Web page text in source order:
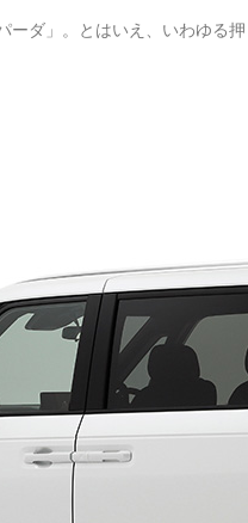
ーダ」。とはいえ、いわゆる